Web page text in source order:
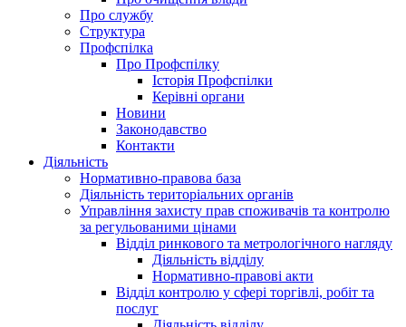
Про службу
Структура
Профспілка
Про Профспілку
Історія Профспілки
Керівні органи
Новини
Законодавство
Контакти
Діяльність
Нормативно-правова база
Діяльність територіальних органів
Управління захисту прав споживачів та контролю
за регульованими цінами
Відділ ринкового та метрологічного нагляду
Діяльність відділу
Нормативно-правові акти
Відділ контролю у сфері торгівлі, робіт та
послуг